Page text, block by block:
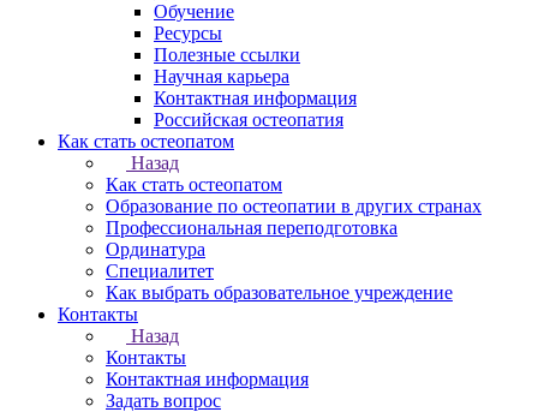
Обучение
Ресурсы
Полезные ссылки
Научная карьера
Контактная информация
Российская остеопатия
Как стать остеопатом
Назад
Как стать остеопатом
Образование по остеопатии в других странах
Профессиональная переподготовка
Ординатура
Специалитет
Как выбрать образовательное учреждение
Контакты
Назад
Контакты
Контактная информация
Задать вопрос